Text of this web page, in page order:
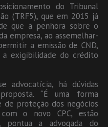
do Tribunal
(TRF5), que em 2015 já
que a penhora sobre o
empresa, ao assemelhar-
a emissão de CND,
exigibilidade do crédito
advocatícia, há dúvidas
“É uma forma
proteção dos negócios
o novo CPC, estão
pontua a advogada do